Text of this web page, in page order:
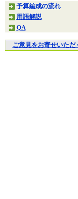
予算編成の流れ
用語解説
QA
ご意見をお寄せいただ